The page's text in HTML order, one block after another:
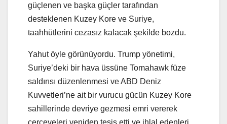
güçlenen ve başka güçler tarafından
desteklenen Kuzey Kore ve Suriye,
taahhütlerini cezasız kalacak şekilde bozdu.
Yahut öyle görünüyordu. Trump yönetimi,
Suriye’deki bir hava üssüne Tomahawk füze
saldırısı düzenlenmesi ve ABD Deniz
Kuvvetleri’ne ait bir vurucu gücün Kuzey Kore
sahillerinde devriye gezmesi emri vererek
çerçeveleri yeniden tesis etti ve ihlal edenleri